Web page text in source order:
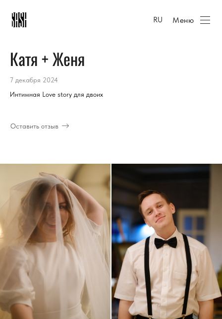
RU Меню
Катя + Женя
7 декабря 2024
Интимная Love story для двоих
Оставить отзыв